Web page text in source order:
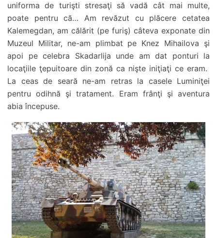
uniforma de turişti stresaţi să vadă cât mai multe,
poate pentru că… Am revăzut cu plăcere cetatea
Kalemegdan, am călărit (pe furiş) câteva exponate din
Muzeul Militar, ne-am plimbat pe Knez Mihailova şi
apoi pe celebra Skadarlija unde am dat ponturi la
locaţiile ţepuitoare din zonă ca nişte iniţiaţi ce eram.
La ceas de seară ne-am retras la casele Luminiţei
pentru odihnă şi tratament. Eram frânţi şi aventura
abia începuse.